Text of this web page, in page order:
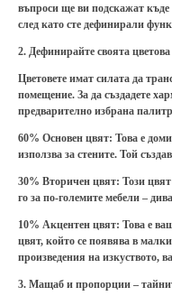
въпроси ще ви подскажат
след като сте дефинирали
2. Дефинирайте своята
Цветовете имат силата да
помещение. За да създадете
предварително избрана
60% Основен цвят: Това е
използва за стените. Той
30% Вторичен цвят: Този
го за по-големите мебели –
10% Акцентен цвят: Това е
цвят, който се появява в
произведения на изкуството,
3. Мащаб и пропорции –